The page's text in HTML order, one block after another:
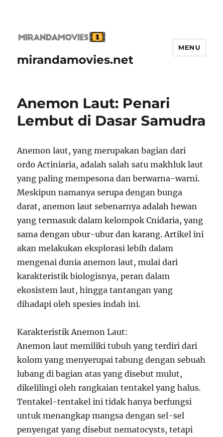
mirandamovies.net
MENU
Anemon Laut: Penari
Lembut di Dasar Samudra
Anemon laut, yang merupakan bagian dari
ordo Actiniaria, adalah salah satu makhluk laut
yang paling mempesona dan berwarna-warni.
Meskipun namanya serupa dengan bunga
darat, anemon laut sebenarnya adalah hewan
yang termasuk dalam kelompok Cnidaria, yang
sama dengan ubur-ubur dan karang. Artikel ini
akan melakukan eksplorasi lebih dalam
mengenai dunia anemon laut, mulai dari
karakteristik biologisnya, peran dalam
ekosistem laut, hingga tantangan yang
dihadapi oleh spesies indah ini.
Karakteristik Anemon Laut:
Anemon laut memiliki tubuh yang terdiri dari
kolom yang menyerupai tabung dengan sebuah
lubang di bagian atas yang disebut mulut,
dikelilingi oleh rangkaian tentakel yang halus.
Tentakel-tentakel ini tidak hanya berfungsi
untuk menangkap mangsa dengan sel-sel
penyengat yang disebut nematocysts, tetapi